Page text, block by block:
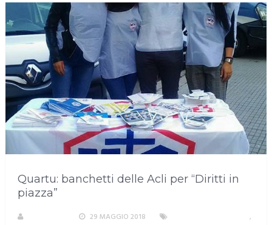
Quartu: banchetti delle Acli per “Diritti in
piazza”
29 MAGGIO 2018
,